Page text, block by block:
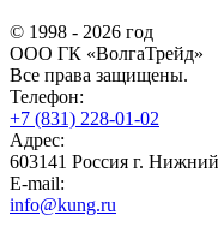
© 1998 - 2026 год
ООО ГК «ВолгаТрейд»
Все права защищены.
Телефон:
+7 (831) 228-01-02
Адрес:
603141 Россия г.
E-mail:
info@kung.ru